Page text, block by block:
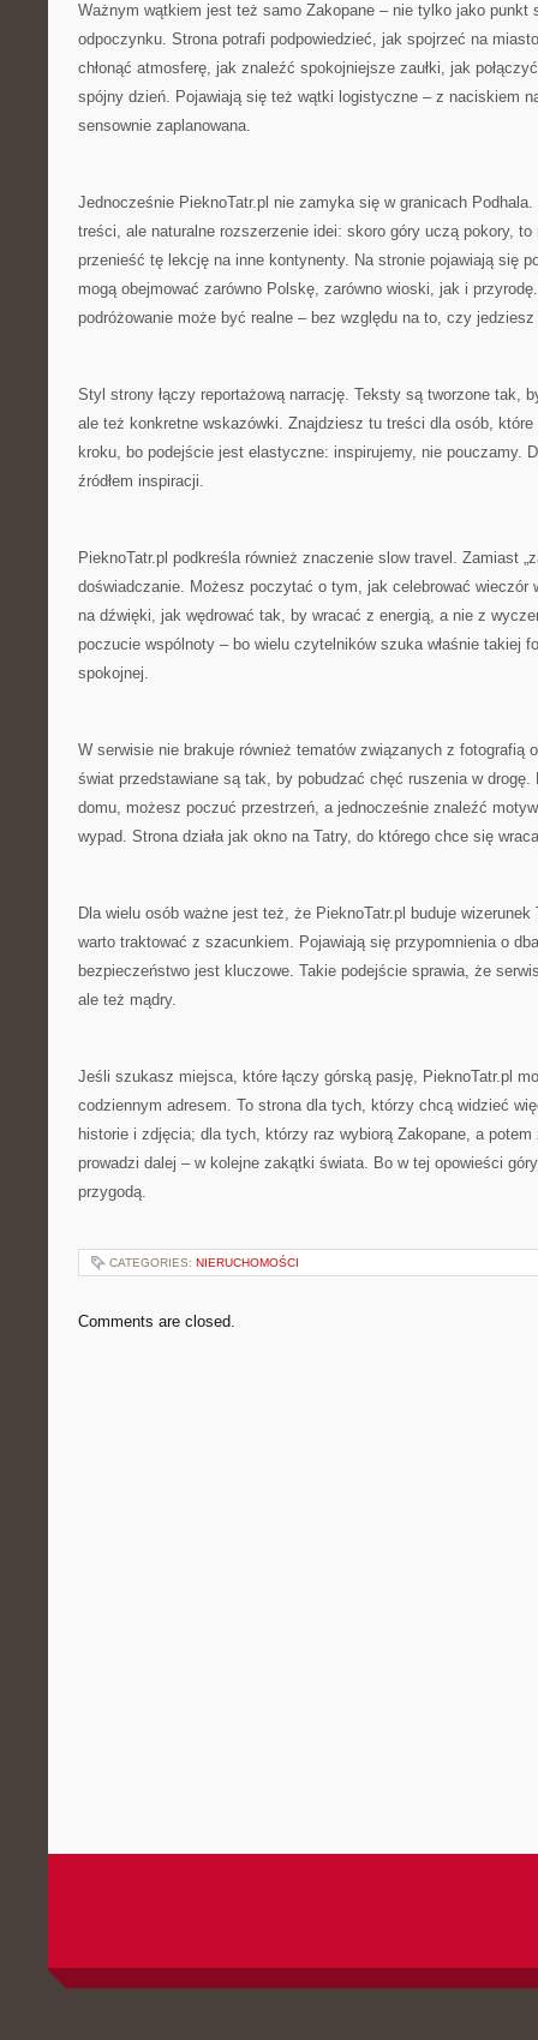
Ważnym wątkiem jest też samo Zakopane – nie tylko jako punkt
odpoczynku. Strona potrafi podpowiedzieć, jak spojrzeć na
chłonąć atmosferę, jak znaleźć spokojniejsze zaułki, jak
spójny dzień. Pojawiają się też wątki logistyczne – z naciskiem
sensownie zaplanowana.
Jednocześnie PieknoTatr.pl nie zamyka się w granicach Podhala.
treści, ale naturalne rozszerzenie idei: skoro góry uczą pokory, to
przenieść tę lekcję na inne kontynenty. Na stronie pojawiają się
mogą obejmować zarówno Polskę, zarówno wioski, jak i
podróżowanie może być realne – bez względu na to, czy
Styl strony łączy reportażową narrację. Teksty są tworzone tak,
ale też konkretne wskazówki. Znajdziesz tu treści dla osób, które
kroku, bo podejście jest elastyczne: inspirujemy, nie pouczamy.
źródłem inspiracji.
PieknoTatr.pl podkreśla również znaczenie slow travel. Zamiast
doświadczanie. Możesz poczytać o tym, jak celebrować wieczór
na dźwięki, jak wędrować tak, by wracać z energią, a nie z
poczucie wspólnoty – bo wielu czytelników szuka właśnie takiej
spokojnej.
W serwisie nie brakuje również tematów związanych z fotografią
świat przedstawiane są tak, by pobudzać chęć ruszenia w
domu, możesz poczuć przestrzeń, a jednocześnie znaleźć
wypad. Strona działa jak okno na Tatry, do którego chce się
Dla wielu osób ważne jest też, że PieknoTatr.pl buduje
warto traktować z szacunkiem. Pojawiają się przypomnienia o
bezpieczeństwo jest kluczowe. Takie podejście sprawia, że
ale też mądry.
Jeśli szukasz miejsca, które łączy górską pasję, PieknoTatr.pl
codziennym adresem. To strona dla tych, którzy chcą widzieć
historie i zdjęcia; dla tych, którzy raz wybiorą Zakopane, a potem
prowadzi dalej – w kolejne zakątki świata. Bo w tej opowieści
przygodą.
CATEGORIES: NIERUCHOMOŚCI
Comments are closed.